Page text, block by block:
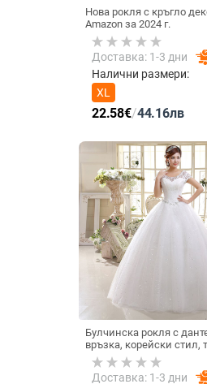
Нова рокля с кръгло
Amazon за 2024 г.
Доставка: 1-3 дни
Налични размери:
XL
22.58€/44.16лв
Булчинска рокля с
връзка, корейски стил,
кройка, плюс размер, за
фотостудио
Доставка: 1-3 дни